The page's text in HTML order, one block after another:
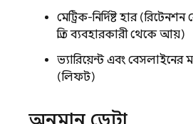
মেট্রিক-নির্দিষ্ট হার
প্রতি ব্যবহারকারী থেকে আয়)
ভ্যারিয়েন্ট এবং বেসলাইনের
(লিফট)